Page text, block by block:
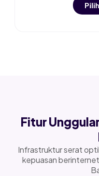
Fitur
Infrastruktur serat
kepuasan